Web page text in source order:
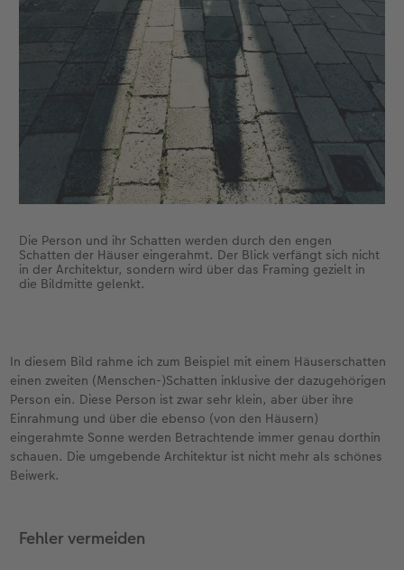
Die Person und ihr Schatten werden durch den engen
Schatten der Häuser eingerahmt. Der Blick verfängt sich nicht
in der Architektur, sondern wird über das Framing gezielt in
die Bildmitte gelenkt.
In diesem Bild rahme ich zum Beispiel mit einem Häuserschatten
einen zweiten (Menschen-)Schatten inklusive der dazugehörigen
Person ein. Diese Person ist zwar sehr klein, aber über ihre
Einrahmung und über die ebenso (von den Häusern)
eingerahmte Sonne werden Betrachtende immer genau dorthin
schauen. Die umgebende Architektur ist nicht mehr als schönes
Beiwerk.
Fehler vermeiden